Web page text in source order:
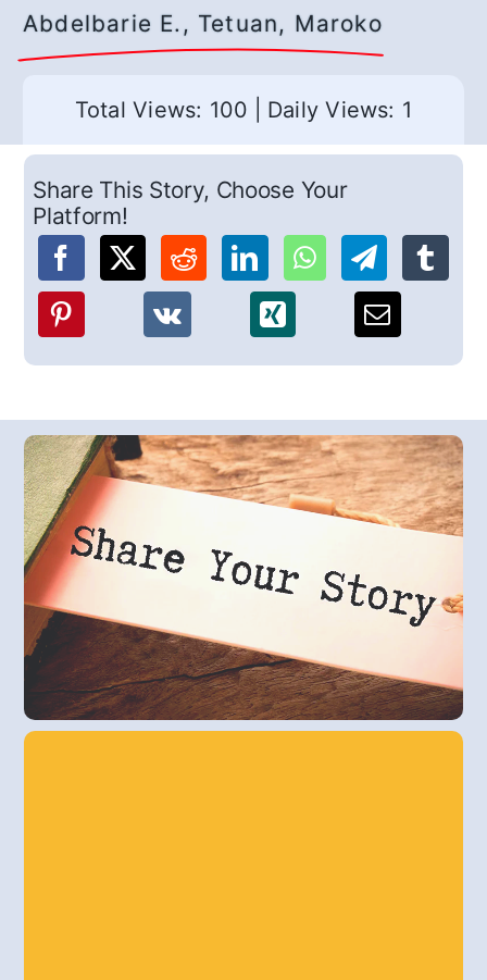
Abdelbarie E., Tetuan, Maroko
Total Views: 100 Daily Views: 1
Share This Story, Choose Your
Platform!